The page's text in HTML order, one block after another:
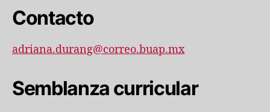
Contacto
adriana.durang@correo.buap.mx
Semblanza curricular